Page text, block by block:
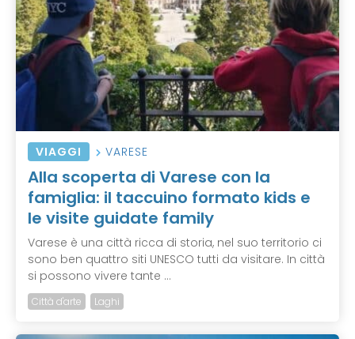
VIAGGI VARESE
Alla scoperta di Varese con la
famiglia: il taccuino formato kids e
le visite guidate family
Varese è una città ricca di storia, nel suo territorio ci
sono ben quattro siti UNESCO tutti da visitare. In città
si possono vivere tante ...
Città d'arte Laghi